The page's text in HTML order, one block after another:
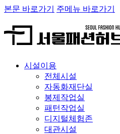
본문 바로가기 주메뉴 바로가기
시설이용
전체시설
자동화재단실
봉제작업실
패턴작업실
디지털체험존
대관시설